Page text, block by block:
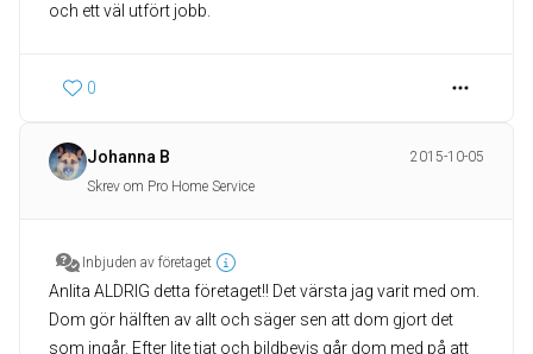
och ett väl utfört jobb.
0
Johanna B
2015-10-05
Skrev om Pro Home Service
Inbjuden av företaget
Anlita ALDRIG detta företaget!! Det värsta jag varit med om.
Dom gör hälften av allt och säger sen att dom gjort det
som ingår. Efter lite tjat och bildbevis går dom med på att